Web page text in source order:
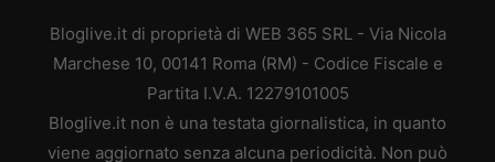
Bloglive.it di proprietà di WEB 365 SRL - Via Nicola
Marchese 10, 00141 Roma (RM) - Codice Fiscale e
Partita I.V.A. 12279101005
Bloglive.it non è una testata giornalistica, in quanto
viene aggiornato senza alcuna periodicità. Non può